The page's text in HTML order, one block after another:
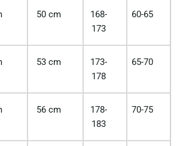
50 cm
168-
173
60-65
53 cm
173-
178
65-70
56 cm
178-
183
70-75